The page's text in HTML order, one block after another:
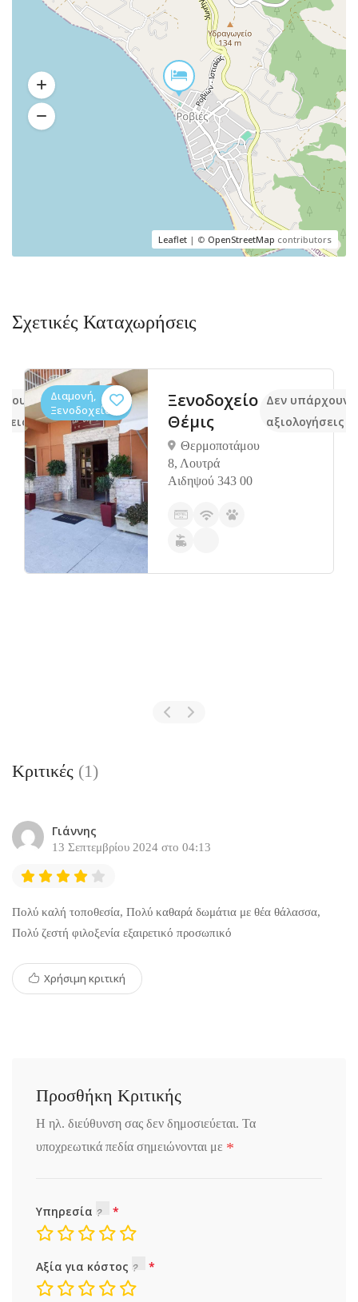
Leaflet | © OpenStreetMap contributors
Σχετικές Καταχωρήσεις
ακόμα
Διαμονή,
Ξενοδοχεία
Ξενοδοχείο
Θέμις
Θερμοποτάμου
8, Λουτρά
Αιδηψού 343 00
Δεν υπάρχουν
αξιολογήσεις
Κριτικές (1)
Γιάννης
13 Σεπτεμβρίου 2024 στο 04:13
Πολύ καλή τοποθεσία, Πολύ καθαρά δωμάτια με θέα θάλασσα,
Πολύ ζεστή φιλοξενία εξαιρετικό προσωπικό
Χρήσιμη κριτική
Προσθήκη Κριτικής
Η ηλ. διεύθυνση σας δεν δημοσιεύεται. Τα
υποχρεωτικά πεδία σημειώνονται με *
Υπηρεσία
Αξία για κόστος